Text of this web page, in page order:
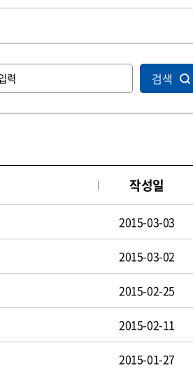
검색
작성일
2015-03-03
2015-03-02
2015-02-25
2015-02-11
2015-01-27